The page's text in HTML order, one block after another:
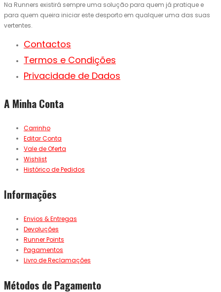
Na Runners existirá sempre uma solução para quem já pratique e
para quem queira iniciar este desporto em qualquer uma das suas
vertentes.
Contactos
Termos e Condições
Privacidade de Dados
A Minha Conta
Carrinho
Editar Conta
Vale de Oferta
Wishlist
Histórico de Pedidos
Informações
Envios & Entregas
Devoluções
Runner Points
Pagamentos
Livro de Reclamações
Métodos de Pagamento